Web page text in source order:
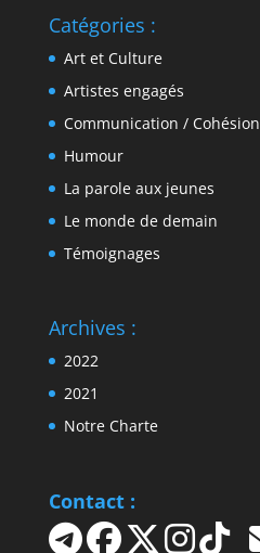
Catégories :
Art et Culture
Artistes engagés
Communication / Cohésion
Humour
La parole aux jeunes
Le monde de demain
Témoignages
Archives :
2022
2021
Notre Charte
Contact :